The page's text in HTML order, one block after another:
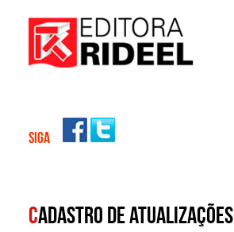
SIGA
Cadastro de atualizações